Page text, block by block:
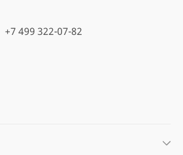
+7 499 322-07-82